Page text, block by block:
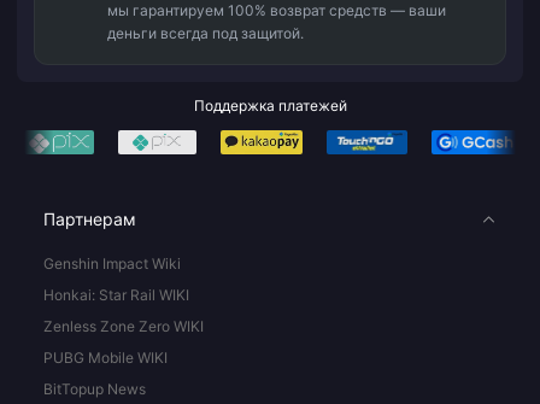
мы гарантируем 100% возврат средств — ваши
деньги всегда под защитой.
Поддержка платежей
Партнерам
Genshin Impact Wiki
Honkai: Star Rail WIKI
Zenless Zone Zero WIKI
PUBG Mobile WIKI
BitTopup News